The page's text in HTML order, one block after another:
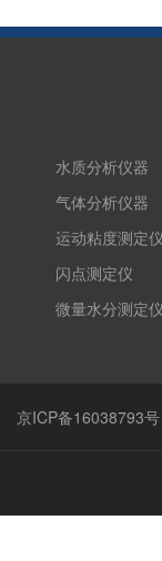
水质分析仪器
气体分析仪器
运动粘度测定
闪点测定仪
微量水分测定
京ICP备16038793号